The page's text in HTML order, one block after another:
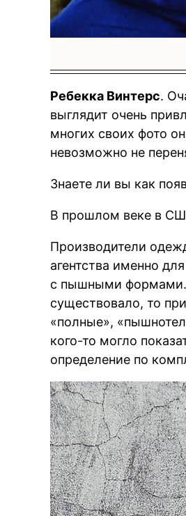
Ребекка Винтерс.
выглядит очень
многих своих фото
невозможно не
Знаете ли вы как
В прошлом веке в
Производители
агентства именно
с пышными формами.
существовало, то
«полные»,
кого-то могло
определение по